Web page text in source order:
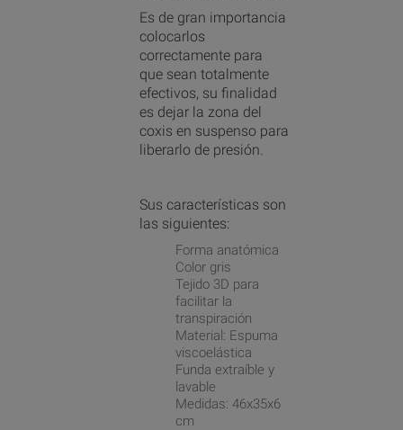
Es de gran importancia
colocarlos
correctamente para
que sean totalmente
efectivos, su finalidad
es dejar la zona del
coxis en suspenso para
liberarlo de presión.
Sus características son
las siguientes:
Forma anatómica
Color gris
Tejido 3D para
facilitar la
transpiración
Material: Espuma
viscoelástica
Funda extraíble y
lavable
Medidas: 46x35x6
cm